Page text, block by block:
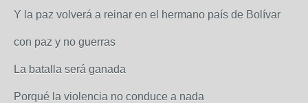
Y la paz volverá a reinar en el hermano país de Bolívar
con paz y no guerras
La batalla será ganada
Porqué la violencia no conduce a nada